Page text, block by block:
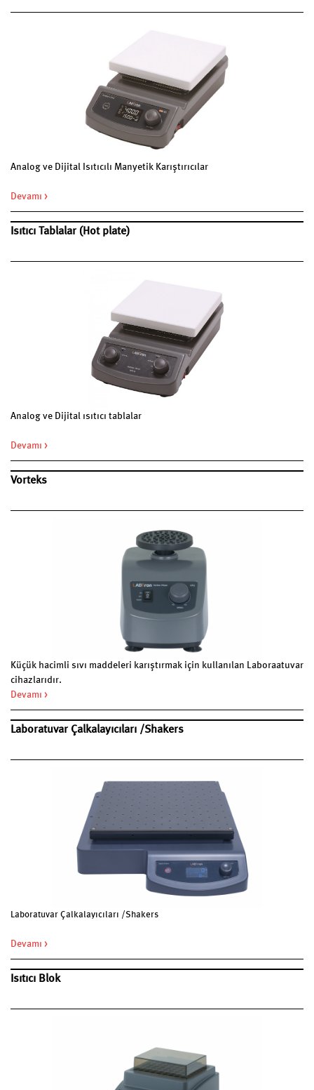
Analog ve Dijital Isıtıcılı Manyetik Karıştırıcılar
Devamı >
Isıtıcı Tablalar (Hot plate)
Analog ve Dijital ısıtıcı tablalar
Devamı >
Vorteks
Küçük hacimli sıvı maddeleri karıştırmak için kullanılan Laboraatuvar
cihazlarıdır.
Devamı >
Laboratuvar Çalkalayıcıları /Shakers
Laboratuvar Çalkalayıcıları /Shakers
Devamı >
Isıtıcı Blok